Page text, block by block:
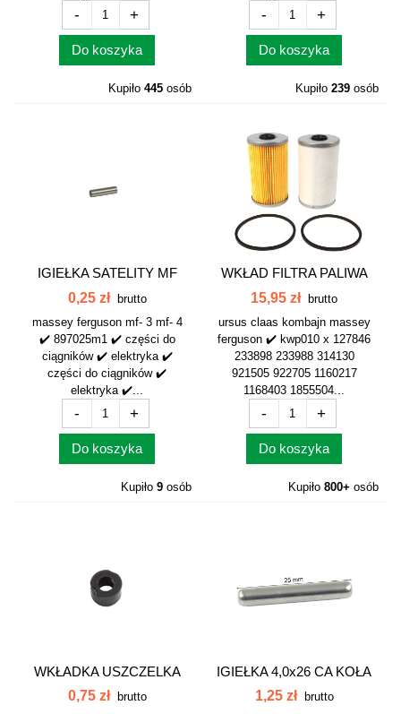
- +
Do koszyka
Kupiło 445 osób
- +
Do koszyka
Kupiło 239 osób
IGIEŁKA SATELITY MF
2,778x11,17...
0,25 zł
brutto
massey ferguson mf- 3 mf- 4
✔️ 897025m1 ✔️ części do
ciągników ✔️ elektryka ✔️
części do ciągników ✔️
elektryka ✔️...
- +
Do koszyka
Kupiło 9 osób
WKŁAD FILTRA PALIWA
KPL....
15,95 zł
brutto
ursus claas kombajn massey
ferguson ✔️ kwp010 x 127846
233898 233988 314130
921505 922705 1160217
1168403 1855504...
- +
Do koszyka
Kupiło 800+ osób
WKŁADKA USZCZELKA
PRZEWODU...
0,75 zł
brutto
IGIEŁKA 4,0x26 CA KOŁA
Z-23...
1,25 zł
brutto